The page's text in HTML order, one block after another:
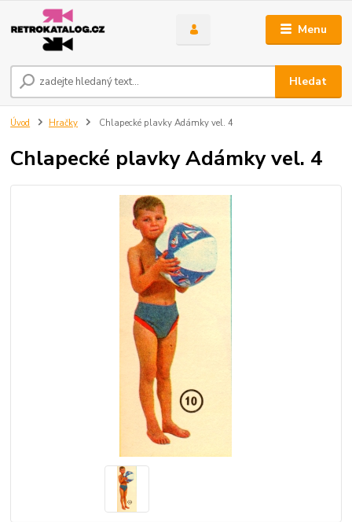
Menu
Hledat
Úvod Hračky Chlapecké plavky Adámky vel. 4
Chlapecké plavky Adámky vel. 4